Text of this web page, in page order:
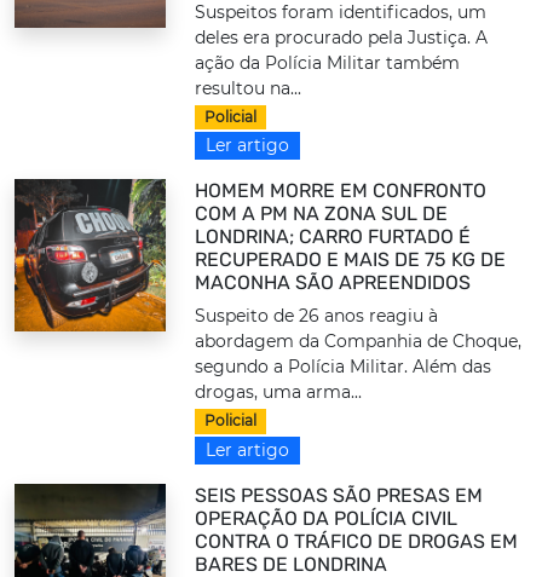
Suspeitos foram identificados, um
deles era procurado pela Justiça. A
ação da Polícia Militar também
resultou na...
Policial
Ler artigo
HOMEM MORRE EM CONFRONTO
COM A PM NA ZONA SUL DE
LONDRINA; CARRO FURTADO É
RECUPERADO E MAIS DE 75 KG DE
MACONHA SÃO APREENDIDOS
Suspeito de 26 anos reagiu à
abordagem da Companhia de Choque,
segundo a Polícia Militar. Além das
drogas, uma arma...
Policial
Ler artigo
SEIS PESSOAS SÃO PRESAS EM
OPERAÇÃO DA POLÍCIA CIVIL
CONTRA O TRÁFICO DE DROGAS EM
BARES DE LONDRINA